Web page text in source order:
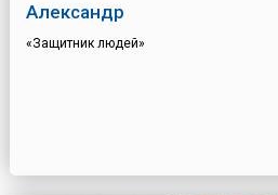
Александр
«Защитник людей»